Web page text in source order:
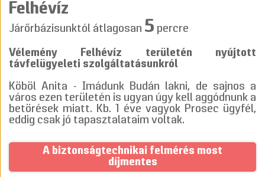
Felhévíz
Járőrbázisunktól átlagosan 5 percre
Vélemény Felhévíz területén nyújtott
távfelügyeleti szolgáltatásunkról
Köböl Anita - Imádunk Budán lakni, de sajnos a
város ezen területén is ugyan úgy kell aggódnunk a
betörések miatt. Kb. 1 éve vagyok Prosec ügyfél,
eddig csak jó tapasztalataim voltak.
A biztonságtechnikai felmérés most
díjmentes